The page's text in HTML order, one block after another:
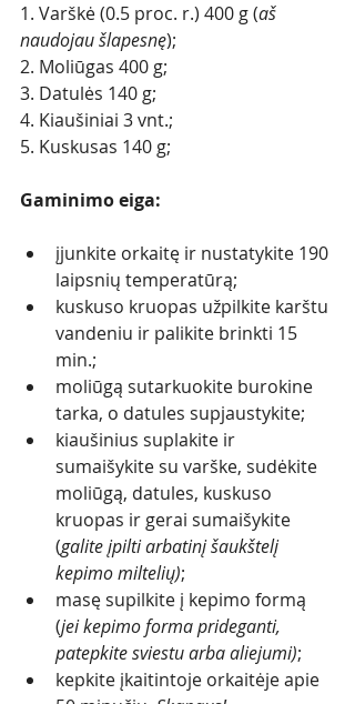
1. Varškė (0.5 proc. r.) 400 g (aš
naudojau šlapesnę);
2. Moliūgas 400 g;
3. Datulės 140 g;
4. Kiaušiniai 3 vnt.;
5. Kuskusas 140 g;
Gaminimo eiga:
įjunkite orkaitę ir nustatykite 190
laipsnių temperatūrą;
kuskuso kruopas užpilkite karštu
vandeniu ir palikite brinkti 15
min.;
moliūgą sutarkuokite burokine
tarka, o datules supjaustykite;
kiaušinius suplakite ir
sumaišykite su varške, sudėkite
moliūgą, datules, kuskuso
kruopas ir gerai sumaišykite
(galite įpilti arbatinį šaukštelį
kepimo miltelių);
masę supilkite į kepimo formą
(jei kepimo forma prideganti,
patepkite sviestu arba aliejumi);
kepkite įkaitintoje orkaitėje apie